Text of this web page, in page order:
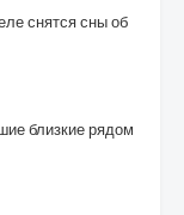
снятся сны об
близкие рядом